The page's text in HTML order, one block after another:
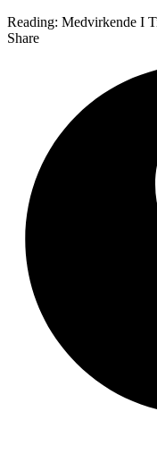
Reading: Medvirkende I
Share